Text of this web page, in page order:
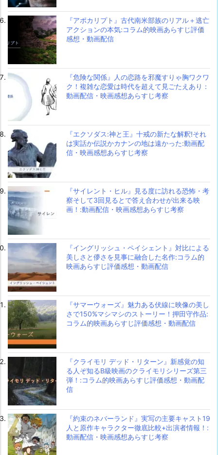
『アポカリプト』古代南米部族のリアル＋逃亡
アクションの本気:コラム的映画あらすじ評価
感想・動画配信
『危険な関係』人の恋路を邪魔すりゃ胸ワクワ
ク！複雑な恋愛は時代を超えて見ごたえあり：
動画配信・映画感想あらすじ考察
『エクソダス:神と王』十戒の新たな解釈!それ
は実話か伝説かカナンの地は遠かった:動画配
信・映画感想あらすじ考察
『サイレント・ヒル』見る度に訪れる恐怖・考
察そして3回見るとで答え合わせが出来る映
画！:動画配信・映画感想あらすじ考察
『イングリッシュ・ペイシェント』対比による
美しさと儚さを見事に融合した名作:コラム的
映画あらすじ評価感想・動画配信
『サマーウォーズ』魅力ある伏線に映像の美し
さで150%マシマシのストーリー！押田守作品:
コラム的映画あらすじ評価感想・動画配信
『クライモリ デッド・リターン』新感覚の知
る人ぞ知るB級映画のクライモリシリーズ第三
弾！:コラム的映画あらすじ評価感想・動画配
信
『約束のネバーランド』実写の主要キャスト19
人と原作キャラクター徹底比較+出演者情報！:
動画配信・映画感想あらすじ考察